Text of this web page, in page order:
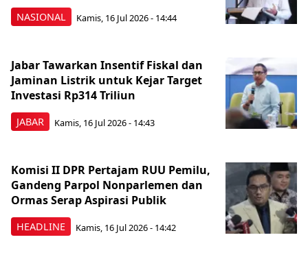
NASIONAL Kamis, 16 Jul 2026 - 14:44
JABAR
Jabar Tawarkan Insentif Fiskal dan
Jaminan Listrik untuk Kejar Target
Investasi Rp314 Triliun
Kamis, 16 Jul 2026 - 14:43
HEADLINE
Komisi II DPR Pertajam RUU Pemilu,
Gandeng Parpol Nonparlemen dan
Ormas Serap Aspirasi Publik
Kamis, 16 Jul 2026 - 14:42